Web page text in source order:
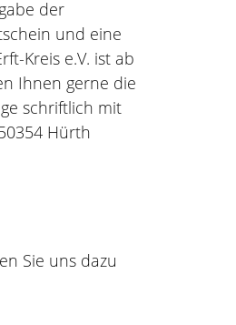
der
und eine
Kreis e.V. ist ab
Ihnen gerne die
schriftlich mit
Hürth
Sie uns dazu